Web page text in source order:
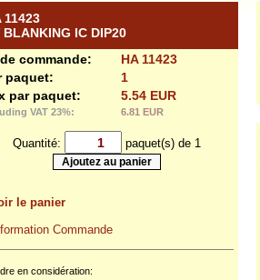
11423
BLANKING IC DIP20
de commande:
HA 11423
paquet:
1
par paquet:
5.54 EUR
VAT 23%: 6.81 EUR
Quantité: paquet(s) de 1
le panier
Commande
en considération: